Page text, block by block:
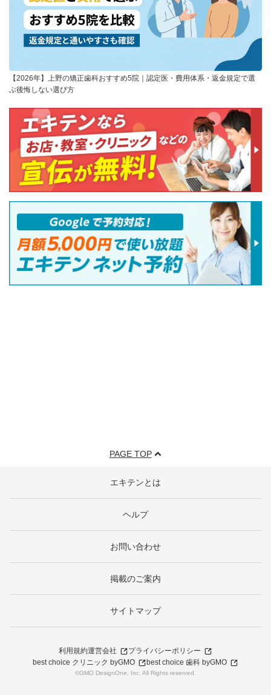
【2026年】上野の矯正歯科おすすめ5院｜認定医・費用体系・返金規定で選
ぶ後悔しない選び方
PAGE TOP
エキテンとは
ヘルプ
お問い合わせ
掲載のご案内
サイトマップ
利用規約運営会社
プライバシーポリシー
best choice クリニック byGMO
best choice 歯科 byGMO
©GMO DesignOne, Inc. All Rights reserved.